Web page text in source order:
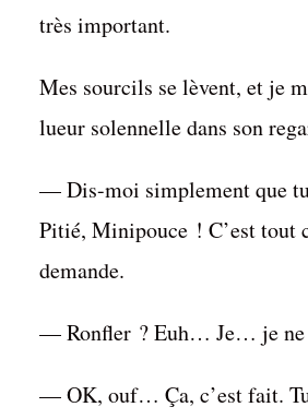
très important.
Mes sourcils se lèvent, et je
lueur solennelle dans son
— Dis-moi simplement que
Pitié, Minipouce ! C’est tout
demande.
— Ronfler ? Euh… Je… je
— OK, ouf… Ça, c’est fait.